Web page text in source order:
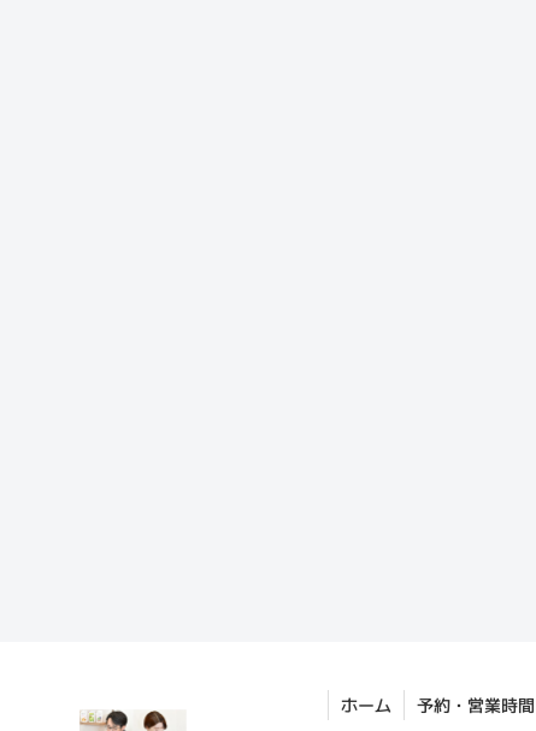
ホーム 予約・営業時間